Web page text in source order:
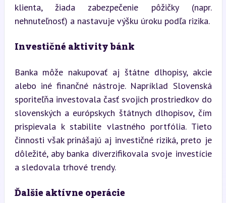
klienta, žiada zabezpečenie pôžičky (napr.
nehnuteľnosť) a nastavuje výšku úroku podľa rizika.
Investičné aktivity bánk
Banka môže nakupovať aj štátne dlhopisy, akcie
alebo iné finančné nástroje. Napríklad Slovenská
sporiteľňa investovala časť svojich prostriedkov do
slovenských a európskych štátnych dlhopisov, čím
prispievala k stabilite vlastného portfólia. Tieto
činnosti však prinášajú aj investičné riziká, preto je
dôležité, aby banka diverzifikovala svoje investície
a sledovala trhové trendy.
Ďalšie aktívne operácie